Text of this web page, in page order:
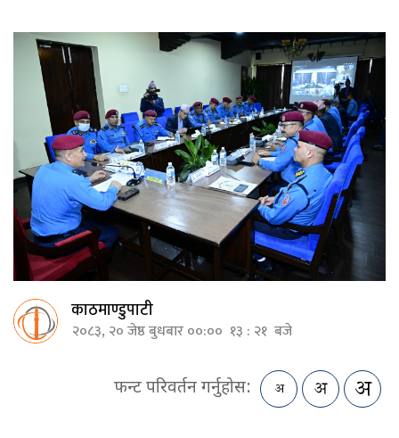
काठमाण्डुपाटी
२०८३, २० जेष्ठ बुधबार ००:०० १३ : २१ बजे
फन्ट परिवर्तन गर्नुहोस: